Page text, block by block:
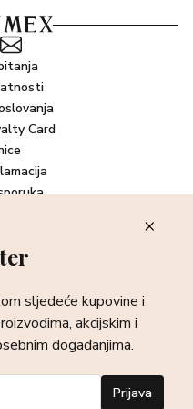
Card
i ekskluzivnim
Prijava
sljedeće kupovine i
akcijskim i
događanjima.
Prijava